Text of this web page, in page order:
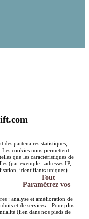
partenaires statistiques,
cookies nous permettent
que les caractéristiques de
(par exemple : adresses IP,
identifiants uniques).
Tout
Paramétrez vos
: analyse et amélioration de
et de services... Pour plus
(lien dans nos pieds de